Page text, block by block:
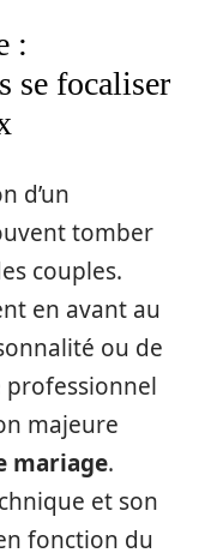
:
se focaliser
d’un
tomber
couples.
en avant au
ou de
professionnel
majeure
mariage.
et son
fonction du